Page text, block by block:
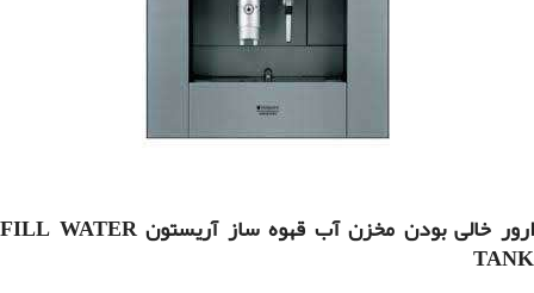
ارور خالی بودن مخزن آب قهوه ساز آریستون FILL WATER
TANK